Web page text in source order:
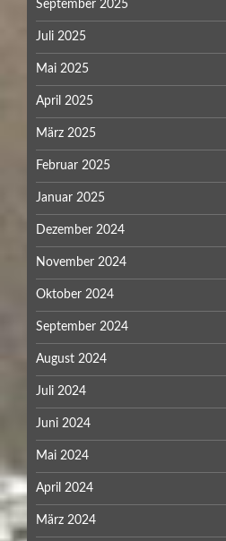
September 2025
Juli 2025
Mai 2025
April 2025
März 2025
Februar 2025
Januar 2025
Dezember 2024
November 2024
Oktober 2024
September 2024
August 2024
Juli 2024
Juni 2024
Mai 2024
April 2024
März 2024